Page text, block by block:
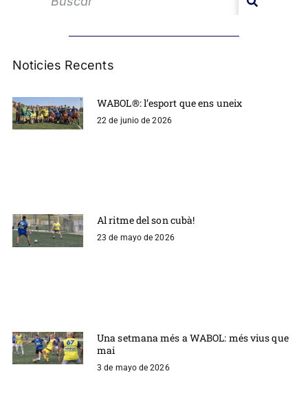
Noticies Recents
WABOL®: l’esport que ens uneix
22 de junio de 2026
Al ritme del son cubà!
23 de mayo de 2026
Una setmana més a WABOL: més vius que
mai
3 de mayo de 2026